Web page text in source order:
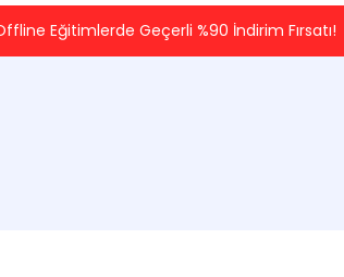
Eğitimlerde Geçerli %90 İndirim Fırsatı!